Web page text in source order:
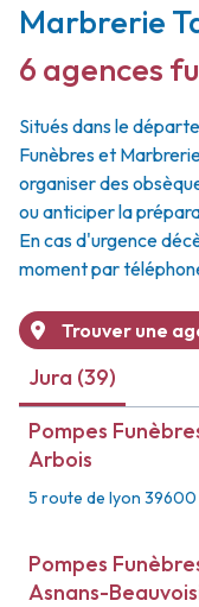
Marbrerie
6 agences
Situés dans le
Funèbres et
organiser des
ou anticiper la
En cas d'urgence
moment par
Trouver une
Jura (39)
Pompes
Arbois
5 route de lyon 39600
Pompes
Asnans-